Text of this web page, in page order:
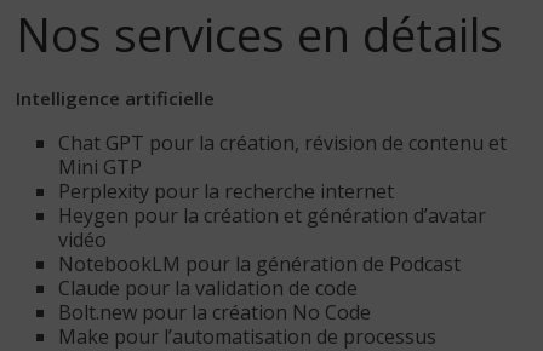
Nos services en détails
Intelligence artificielle
Chat GPT pour la création, révision de contenu et
Mini GTP
Perplexity pour la recherche internet
Heygen pour la création et génération d’avatar
vidéo
NotebookLM pour la génération de Podcast
Claude pour la validation de code
Bolt.new pour la création No Code
Make pour l’automatisation de processus